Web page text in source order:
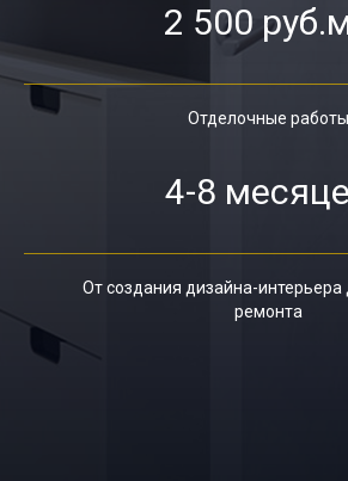
2 500
Отделочные работы
4-8
От создания дизайна-интерьера
ремонта